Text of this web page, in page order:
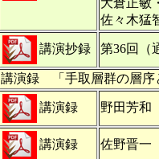
大倉正敏・
佐々木猛
講演抄録 第36回（
講演録 「手取層群の層序
講演録 野田芳和
講演録 佐野晋一